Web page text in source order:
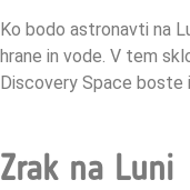
Ko bodo astronavti na
hrane in vode. V tem
Discovery Space boste
Zrak na Luni